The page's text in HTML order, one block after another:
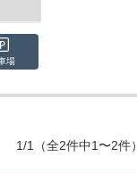
場
1/1 （全2件中1〜2件）